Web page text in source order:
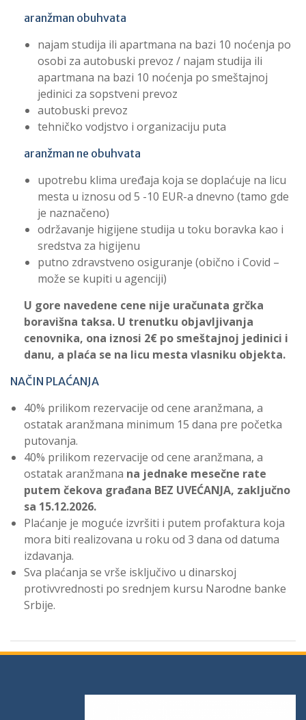
aranžman obuhvata
najam studija ili apartmana na bazi 10 noćenja po
osobi za autobuski prevoz / najam studija ili
apartmana na bazi 10 noćenja po smeštajnoj
jedinici za sopstveni prevoz
autobuski prevoz
tehničko vodjstvo i organizaciju puta
aranžman ne obuhvata
upotrebu klima uređaja koja se doplaćuje na licu
mesta u iznosu od 5 -10 EUR-a dnevno (tamo gde
je naznačeno)
održavanje higijene studija u toku boravka kao i
sredstva za higijenu
putno zdravstveno osiguranje (obično i Covid –
može se kupiti u agenciji)
U gore navedene cene nije uračunata grčka
boravišna taksa. U trenutku objavljivanja
cenovnika, ona iznosi 2€ po smeštajnoj jedinici i
danu, a plaća se na licu mesta vlasniku objekta.
NAČIN PLAĆANJA
40% prilikom rezervacije od cene aranžmana, a
ostatak aranžmana minimum 15 dana pre početka
putovanja.
40% prilikom rezervacije od cene aranžmana, a
ostatak aranžmana na jednake mesečne rate
putem čekova građana BEZ UVEĆANJA, zaključno
sa 15.12.2026.
Plaćanje je moguće izvršiti i putem profaktura koja
mora biti realizovana u roku od 3 dana od datuma
izdavanja.
Sva plaćanja se vrše isključivo u dinarskoj
protivvrednosti po srednjem kursu Narodne banke
Srbije.